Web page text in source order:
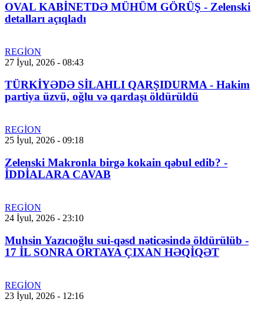
OVAL KABİNETDƏ MÜHÜM GÖRÜŞ - Zelenski
detalları açıqladı
REGİON
27 İyul, 2026 - 08:43
TÜRKİYƏDƏ SİLAHLI QARŞIDURMA - Hakim
partiya üzvü, oğlu və qardaşı öldürüldü
REGİON
25 İyul, 2026 - 09:18
Zelenski Makronla birgə kokain qəbul edib? -
İDDİALARA CAVAB
REGİON
24 İyul, 2026 - 23:10
Muhsin Yazıcıoğlu sui-qəsd nəticəsində öldürülüb -
17 İL SONRA ORTAYA ÇIXAN HƏQİQƏT
REGİON
23 İyul, 2026 - 12:16